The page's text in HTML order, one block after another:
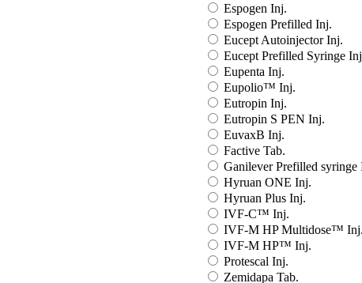
Espogen Inj.
Espogen Prefilled Inj.
Eucept Autoinjector Inj.
Eucept Prefilled Syringe
Eupenta Inj.
Eupolio™ Inj.
Eutropin Inj.
Eutropin S PEN Inj.
EuvaxB Inj.
Factive Tab.
Ganilever Prefilled syringe
Hyruan ONE Inj.
Hyruan Plus Inj.
IVF-C™ Inj.
IVF-M HP Multidose™ Inj.
IVF-M HP™ Inj.
Protescal Inj.
Zemidapa Tab.